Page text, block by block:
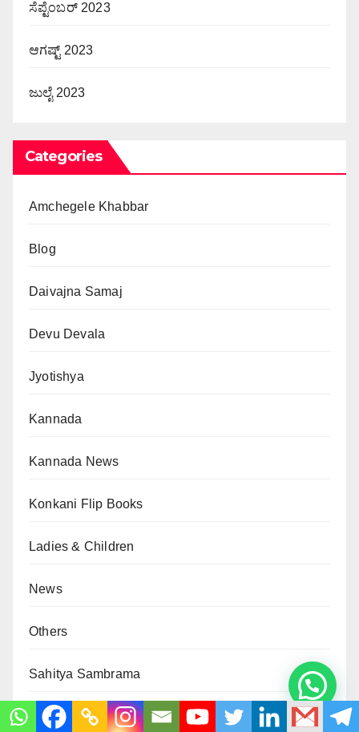
ಸೆಪ್ಟೆಂಬರ್ 2023
ಆಗಷ್ಟ್ 2023
ಜುಲೈ 2023
Categories
Amchegele Khabbar
Blog
Daivajna Samaj
Devu Devala
Jyotishya
Kannada
Kannada News
Konkani Flip Books
Ladies & Children
News
Others
Sahitya Sambrama
Saraswat Bhushan